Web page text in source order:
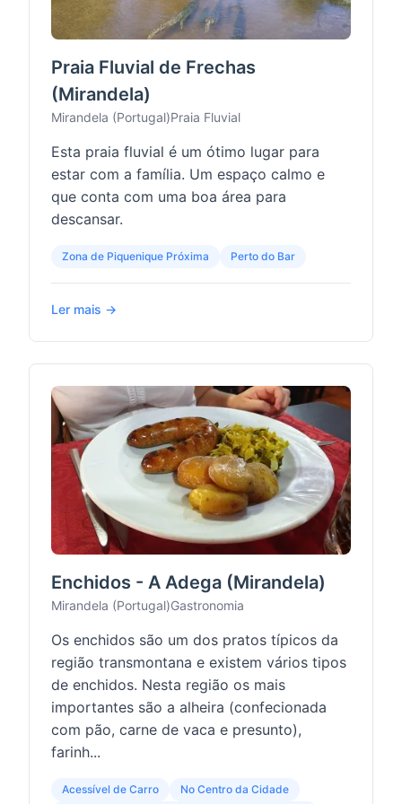
Praia Fluvial de Frechas
(Mirandela)
Mirandela (Portugal)Praia Fluvial
Esta praia fluvial é um ótimo lugar para
estar com a família. Um espaço calmo e
que conta com uma boa área para
descansar.
Zona de Piquenique Próxima Perto do Bar
Ler mais →
Enchidos - A Adega (Mirandela)
Mirandela (Portugal)Gastronomia
Os enchidos são um dos pratos típicos da
região transmontana e existem vários tipos
de enchidos. Nesta região os mais
importantes são a alheira (confecionada
com pão, carne de vaca e presunto),
farinh...
Acessível de Carro No Centro da Cidade